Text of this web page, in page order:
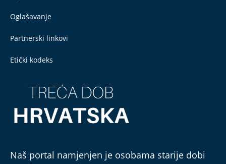
Oglašavanje
Partnerski linkovi
Etički kodeks
Naš portal namjenjen je osobama starije dobi